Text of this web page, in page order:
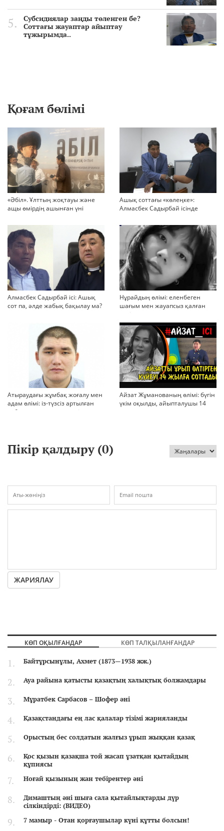
Субсидиялар заңды төленген бе?
Соттағы жауаптар айыптау
тұжырымда..
Қоғам бөлімі
«Әбіл». Ұлттың жоқтауы және
ащы өмірдің ашынған үні
Ашық соттағы «көлеңке»:
Алмасбек Садырбай ісінде
көбейіп барады
Алмасбек Садырбай ісі: Ашық
сот па, әлде жабық бақылау ма?
Нұрайдың өлімі: еленбеген
шағым мен жауапсыз қалған
қауіп
Атыраудағы жұмбақ жоғалу мен
адам өлімі: із-түзсіз артылған
отбасы, полиция тергеуі және
Айзат Жұманованың өлімі: бүгін
үкім оқылды, айыпталушы 14
Пікір қалдыру (0)
ЖАРИЯЛАУ
КӨП ОҚЫЛҒАНДАР КӨП ТАЛҚЫЛАНҒАНДАР
Байтұрсынұлы, Ахмет (1873—1938 жж.)
Ауа райына қатысты қазақтың халықтық болжамдары
Мұратбек Сарбасов – Шофер әні
Қазақстандағы ең лас қалалар тізімі жарияланды
Орыстың бес солдатын жалғыз ұрып жыққан қазақ
Қос қызын қазақша той жасап ұзатқан қытайдың
құпиясы
Ноғай қызының жан тебірентер әні
Димаштың әні шыға сала қытайлықтарды дүр
сілкіндірді: (ВИДЕО)
7 мамыр - Отан қорғаушылар күні құтты болсын!